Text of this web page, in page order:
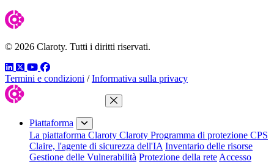
© 2026 Claroty. Tutti i diritti riservati.
LinkedIn
TwitterYouTube
Facebook
Termini e condizioni / Informativa sulla privacy
Chiudi menu
Piattaforma
La piattaforma Claroty Claroty Programma di protezione CPS
Claire, l'agente di sicurezza dell'IA Inventario delle risorse
Gestione delle Vulnerabilità Protezione della rete Accesso